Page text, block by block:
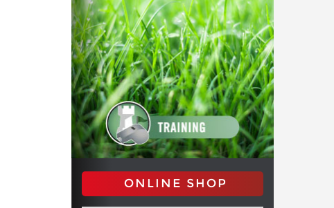
ONLINE SHOP